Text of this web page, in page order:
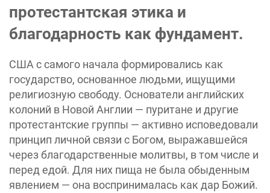
протестантская этика и
благодарность как фундамент.
США с самого начала формировались как
государство, основанное людьми, ищущими
религиозную свободу. Основатели английских
колоний в Новой Англии — пуритане и другие
протестантские группы — активно исповедовали
принцип личной связи с Богом, выражавшейся
через благодарственные молитвы, в том числе и
перед едой. Для них пища не была обыденным
явлением — она воспринималась как дар Божий.